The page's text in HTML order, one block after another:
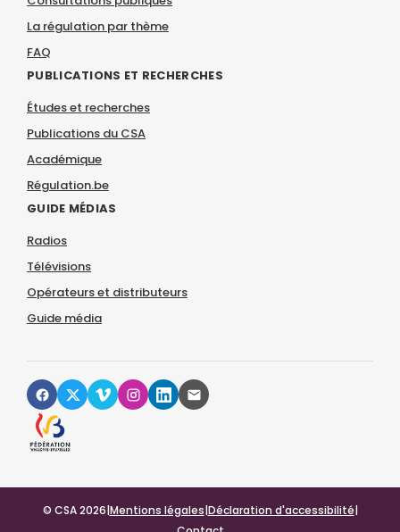
La régulation par thème
FAQ
PUBLICATIONS ET RECHERCHES
Études et recherches
Publications du CSA
Académique
Régulation.be
GUIDE MÉDIAS
Radios
Télévisions
Opérateurs et distributeurs
Guide média
© CSA 2026|Mentions légales|Déclaration d'accessibilité|